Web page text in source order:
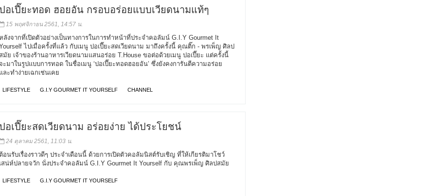
ปอเปี๊ยะทอด ฮอยอัน กรอบอร่อยแบบเวียดนามแท้ๆ
15 พฤศจิกายน 2561, 14:57 น.
ลังจากที่เปิดตัวอย่างเป็นทางการในการทำหน้าที่ประจำคอลัมน์ G.I.Y Gourmet It
ไปเมื่อครั้งที่แล้ว กับเมนู ปอเปี๊ยะสดเวียดนาม มาถึงครั้งนี้ คุณติ๊ก - พรเพ็ญ ศิลป
สมัย เจ้าของร้านอาหารเวียดนามแสนอร่อย T.House ขอต่อด้วยเมนู ปอเปี๊ยะ แต่ครั้งนี้
ะมาในรูปแบบการทอด ในชื่อเมนู ‘ปอเปี๊ยะทอดฮอยอัน’ ซึ่งยังคงการันตีความอร่อย
และทำง่ายเฉกเช่นเคย
LIFESTYLE G.I.Y GOURMET IT YOURSELF CHANNEL
ปอเปี๊ยะสดเวียดนาม อร่อยง่าย ได้ประโยชน์
24 ตุลาคม 2561, 11:03 น.
ต้อนรับเรื่องราวดีๆ ประจำเดือนนี้ ด้วยการเปิดตัวคอลัมนิสต์รับเชิญ ที่ให้เกียรติมาโชว์
เสน่ห์ปลายจวัก นั่งประจำคอลัมน์ G.I.Y Gourmet It Yourself กับ คุณพรเพ็ญ ศิลปสมัย
LIFESTYLE G.I.Y GOURMET IT YOURSELF